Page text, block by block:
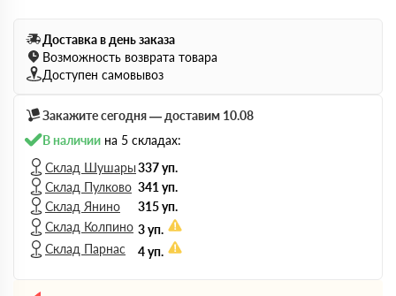
Доставка в день заказа
Возможность возврата товара
Доступен самовывоз
Закажите сегодня — доставим 10.08
В наличии на 5 складах:
Склад Шушары337 уп.
Склад Пулково 341 уп.
Склад Янино
315 уп.
Склад Колпино 3 уп.
Склад Парнас
4 уп.